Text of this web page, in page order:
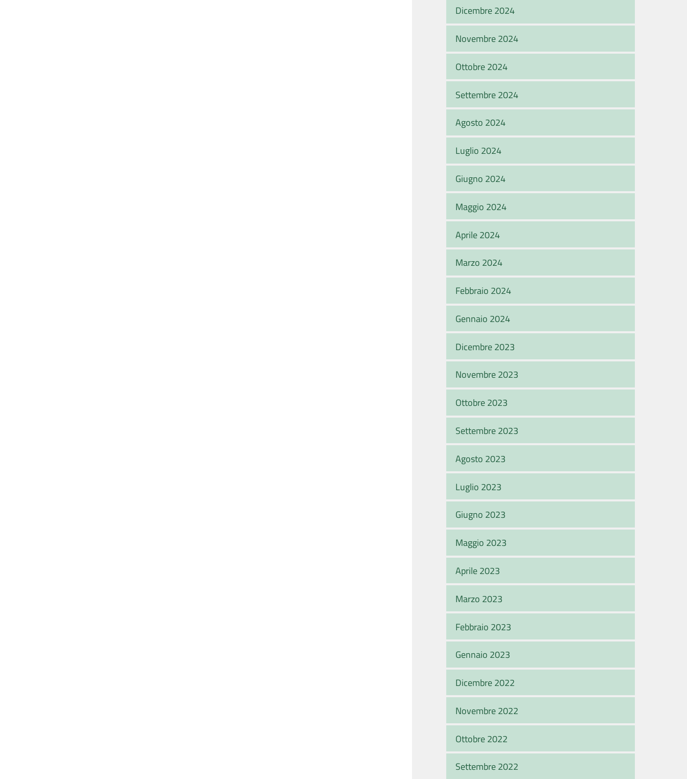
Dicembre 2024
Novembre 2024
Ottobre 2024
Settembre 2024
Agosto 2024
Luglio 2024
Giugno 2024
Maggio 2024
Aprile 2024
Marzo 2024
Febbraio 2024
Gennaio 2024
Dicembre 2023
Novembre 2023
Ottobre 2023
Settembre 2023
Agosto 2023
Luglio 2023
Giugno 2023
Maggio 2023
Aprile 2023
Marzo 2023
Febbraio 2023
Gennaio 2023
Dicembre 2022
Novembre 2022
Ottobre 2022
Settembre 2022